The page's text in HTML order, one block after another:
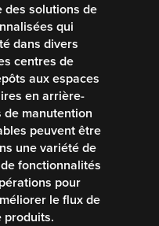
des solutions de
qui
dans divers
centres de
aux espaces
en arrière-
de manutention
peuvent être
une variété de
fonctionnalités
pour
le flux de
produits.